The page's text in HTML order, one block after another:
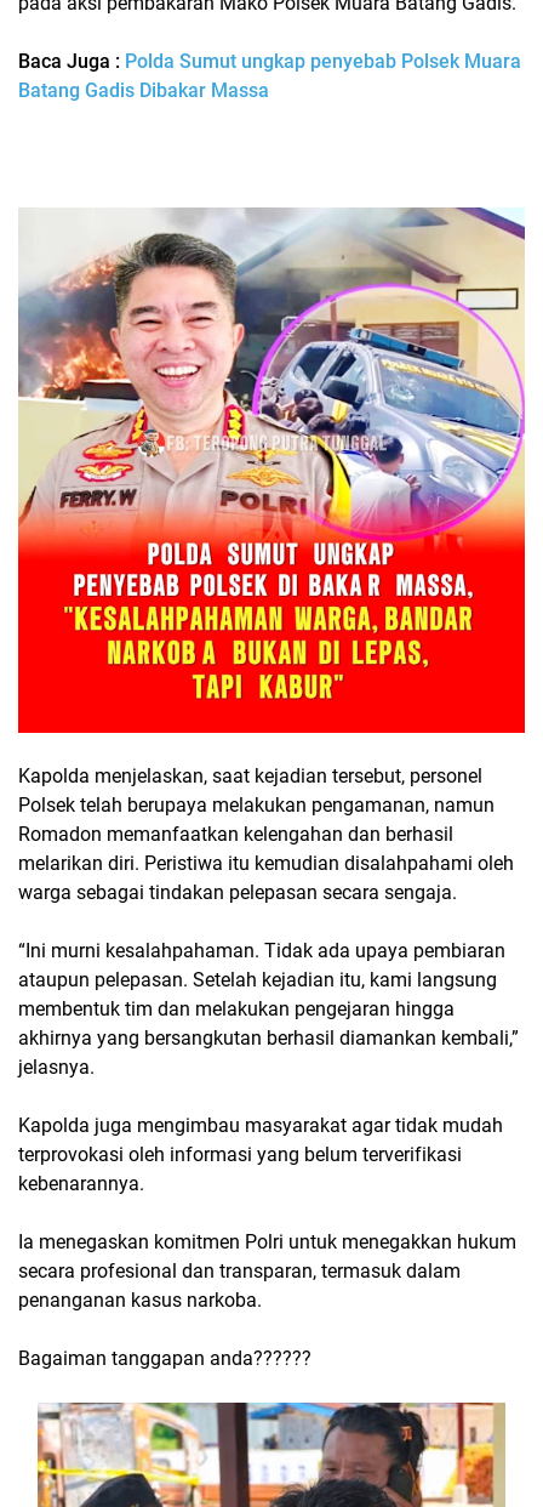
Baca Juga : Polda Sumut ungkap penyebab Polsek Muara
Batang Gadis Dibakar Massa
Kapolda menjelaskan, saat kejadian tersebut, personel
Polsek telah berupaya melakukan pengamanan, namun
Romadon memanfaatkan kelengahan dan berhasil
melarikan diri. Peristiwa itu kemudian disalahpahami oleh
warga sebagai tindakan pelepasan secara sengaja.
“Ini murni kesalahpahaman. Tidak ada upaya pembiaran
ataupun pelepasan. Setelah kejadian itu, kami langsung
membentuk tim dan melakukan pengejaran hingga
akhirnya yang bersangkutan berhasil diamankan kembali,”
jelasnya.
Kapolda juga mengimbau masyarakat agar tidak mudah
terprovokasi oleh informasi yang belum terverifikasi
kebenarannya.
Ia menegaskan komitmen Polri untuk menegakkan hukum
secara profesional dan transparan, termasuk dalam
penanganan kasus narkoba.
Bagaiman tanggapan anda??????